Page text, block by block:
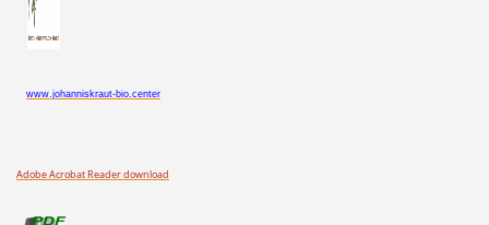
www.johanniskraut-bio.center
Adobe Acrobat Reader download